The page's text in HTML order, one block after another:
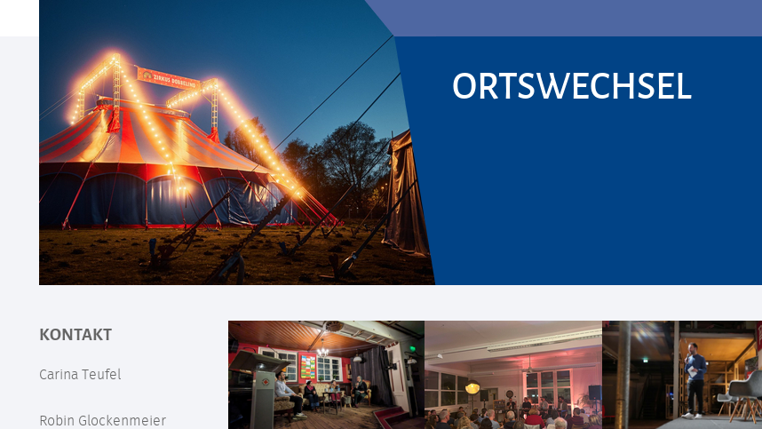
ORTSWECHSEL
KONTAKT
Carina Teufel
Robin Glockenmeier